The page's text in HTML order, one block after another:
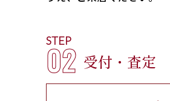
STEP
02 受付・査定